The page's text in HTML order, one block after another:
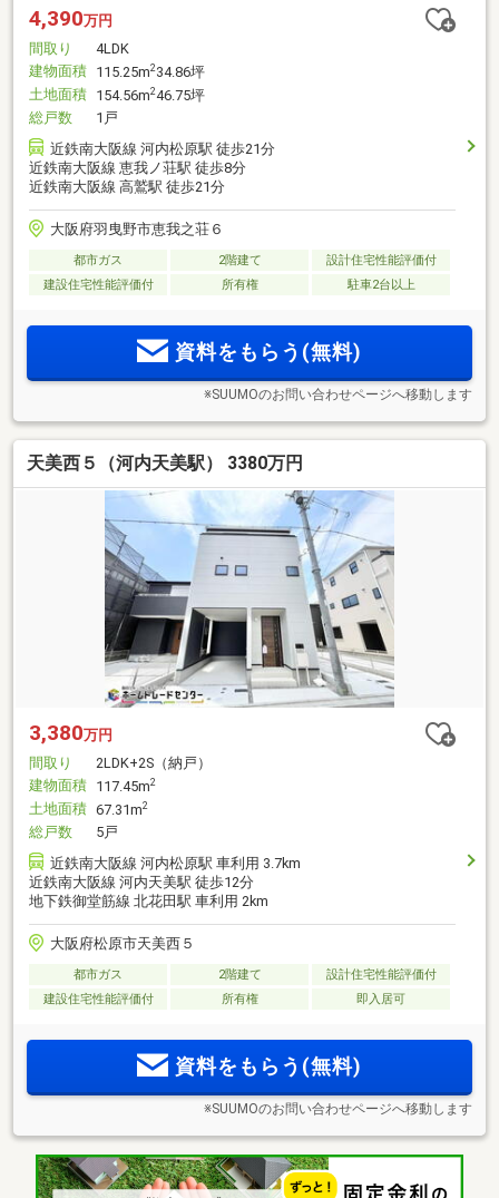
4,390万円
間取り
4LDK
建物面積 115.25m234.86坪
土地面積 154.56m246.75坪
総戸数
1戸
近鉄南大阪線 河内松原駅 徒歩21分
近鉄南大阪線 恵我ノ荘駅 徒歩8分
近鉄南大阪線 高鷲駅 徒歩21分
大阪府羽曳野市恵我之荘６
都市ガス 2階建て
設計住宅性能評価付
建設住宅性能評価付
所有権 駐車2台以上
資料をもらう(無料)
※SUUMOのお問い合わせページへ移動します
天美西５（河内天美駅） 3380万円
3,380万円
間取り
2LDK+2S（納戸）
建物面積 117.45m2
土地面積 67.31m2
総戸数
5戸
近鉄南大阪線 河内松原駅 車利用 3.7km
近鉄南大阪線 河内天美駅 徒歩12分
地下鉄御堂筋線 北花田駅 車利用 2km
大阪府松原市天美西５
都市ガス 2階建て
設計住宅性能評価付
建設住宅性能評価付
所有権 即入居可
資料をもらう(無料)
※SUUMOのお問い合わせページへ移動します